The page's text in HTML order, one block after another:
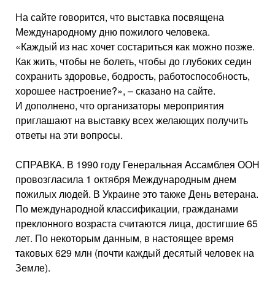
На сайте говорится, что выставка посвящена
Международному дню пожилого человека.
«Каждый из нас хочет состариться как можно позже.
Как жить, чтобы не болеть, чтобы до глубоких седин
сохранить здоровье, бодрость, работоспособность,
хорошее настроение?», – сказано на сайте.
И дополнено, что организаторы мероприятия
приглашают на выставку всех желающих получить
ответы на эти вопросы.
СПРАВКА. В 1990 году Генеральная Ассамблея ООН
провозгласила 1 октября Международным днем
пожилых людей. В Украине это также День ветерана.
По международной классификации, гражданами
преклонного возраста считаются лица, достигшие 65
лет. По некоторым данным, в настоящее время
таковых 629 млн (почти каждый десятый человек на
Земле).